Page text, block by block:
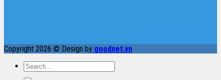
Copyright 2026 © Design by goodnet.vn
Search
for: